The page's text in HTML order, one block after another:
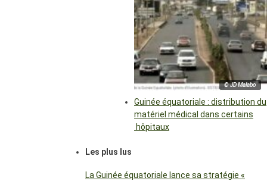
© JD Malabo
Guinée équatoriale : distribution du
matériel médical dans certains
hôpitaux
Les plus lus
La Guinée équatoriale lance sa stratégie «